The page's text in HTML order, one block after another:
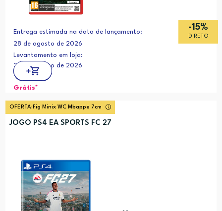
-15%
DIRETO
Entrega estimada na data de lançamento:
28 de agosto de 2026
Levantamento em loja:
28 de agosto de 2026
Grátis*
OFERTA:Fig Minix WC Mbappe 7cm
JOGO PS4 EA SPORTS FC 27